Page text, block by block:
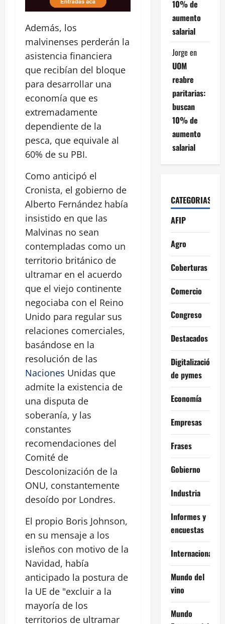
Además, los
malvinenses perderán la
asistencia financiera
que recibían del bloque
para desarrollar una
economía que es
extremadamente
dependiente de la
pesca, que equivale al
60% de su PBI.
Como anticipó el
Cronista, el gobierno de
Alberto Fernández había
insistido en que las
Malvinas no sean
contempladas como un
territorio británico de
ultramar en el acuerdo
que el viejo continente
negociaba con el Reino
Unido para regular sus
relaciones comerciales,
basándose en la
resolución de las
Naciones Unidas que
admite la existencia de
una disputa de
soberanía, y las
constantes
recomendaciones del
Comité de
Descolonización de la
ONU, constantemente
desoído por Londres.
El propio Boris Johnson,
en su mensaje a los
isleños con motivo de la
Navidad, había
anticipado la postura de
la UE de "excluir a la
mayoría de los
territorios de ultramar
10% de
aumento
salarial
Jorge en
UOM
reabre
paritarias:
buscan
10% de
aumento
salarial
CATEGORIAS
AFIP
Agro
Coberturas
Comercio
Congreso
Destacados
Digitalización
de pymes
Economía
Empresas
Frases
Gobierno
Industria
Informes y
encuestas
Internacional
Mundo del
vino
Mundo